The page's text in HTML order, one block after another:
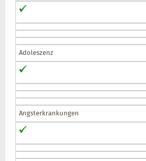
Adoleszenz
Angsterkrankungen